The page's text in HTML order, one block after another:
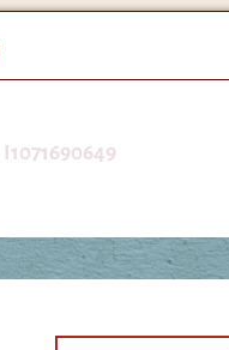
I1071690649